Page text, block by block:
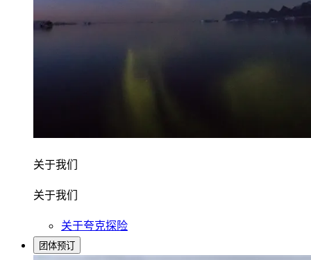
关于我们
关于我们
关于夸克探险
团体预订